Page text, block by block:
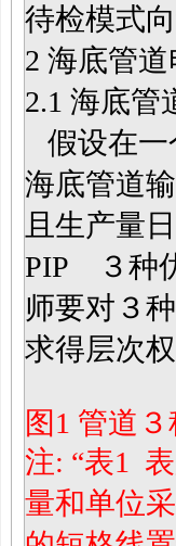
待检模式向
2 海底管道
2.1 海底管
假设在一
海底管道
且生产量
PIP ３种
师要对３
求得层次
图1 管道３
注: “表1
量和单位